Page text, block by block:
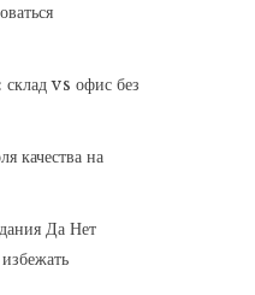
склад vs офис без
качества на
Да Нет